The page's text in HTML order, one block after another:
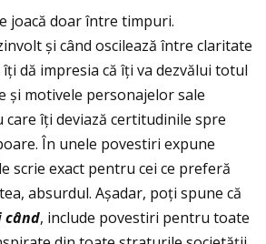
joacă doar între timpuri.
și când oscilează între claritate
îţi dă impresia că îţi va dezvălui totul
și motivele personajelor sale
îţi deviază certitudinile spre
În unele povestiri expune
scrie exact pentru cei ce preferă
absurdul. Așadar, poţi spune că
când, include povestiri pentru toate